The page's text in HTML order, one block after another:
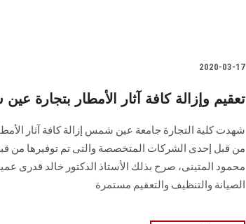
2020-03-17
تعقيم وإزالة كافة آثار الأمطار بتجارة
شهدت كلية التجارة جامعة عين شمس إزالة كافة آثار
من قبل إحدى الشركات المتخصصة والتى تم توفيرها من قبل
محمود المتينى، صرح بذلك الأستاذ الدكتور خالد قدرى
الصيانة والتنظيف والتعقيم مستمرة